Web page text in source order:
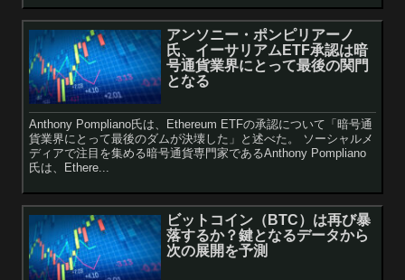
アンソニー・ポンピリアーノ
氏、イーサリアムETF承認は暗
号通貨業界にとって最後の関門
となる
Anthony Pompliano氏は、Ethereum ETFの承認について「暗号通
貨業界にとって最後のダムが決壊した」と述べた。 ソーシャルメ
ディアで注目を集める暗号通貨専門家であるAnthony Pompliano
氏は、Ethere...
ビットコイン（BTC）は再び暴
落するか？鍵となるデータから
次の展開を予測